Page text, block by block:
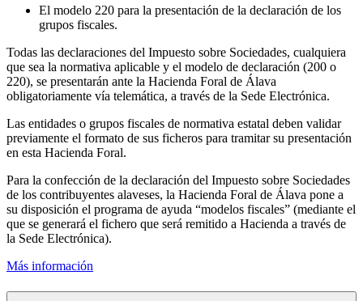
El modelo 220 para la presentación de la declaración de los
grupos fiscales.
Todas las declaraciones del Impuesto sobre Sociedades, cualquiera
que sea la normativa aplicable y el modelo de declaración (200 o
220), se presentarán ante la Hacienda Foral de Álava
obligatoriamente vía telemática, a través de la Sede Electrónica.
Las entidades o grupos fiscales de normativa estatal deben validar
previamente el formato de sus ficheros para tramitar su presentación
en esta Hacienda Foral.
Para la confección de la declaración del Impuesto sobre Sociedades
de los contribuyentes alaveses, la Hacienda Foral de Álava pone a
su disposición el programa de ayuda “modelos fiscales” (mediante el
que se generará el fichero que será remitido a Hacienda a través de
la Sede Electrónica).
Más información